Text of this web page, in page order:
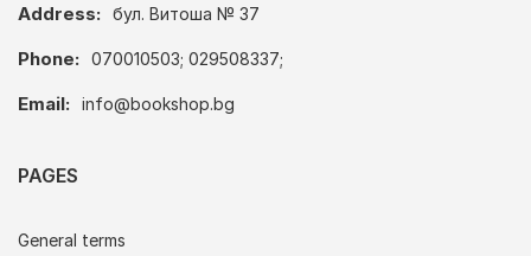
Address: бул. Витоша № 37
Phone: 070010503; 029508337;
Email: info@bookshop.bg
PAGES
General terms